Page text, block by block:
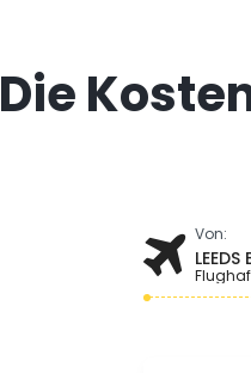
Die
Von: